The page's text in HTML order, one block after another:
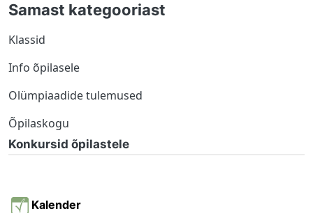
Samast kategooriast
Klassid
Info õpilasele
Olümpiaadide tulemused
Õpilaskogu
Konkursid õpilastele
Kalender